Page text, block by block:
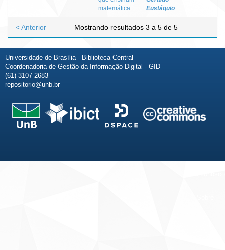
matemática
Eustáquio
Mostrando resultados 3 a 5 de 5
< Anterior
Universidade de Brasília - Biblioteca Central
Coordenadoria de Gestão da Informação Digital - GID
(61) 3107-2683
repositorio@unb.br